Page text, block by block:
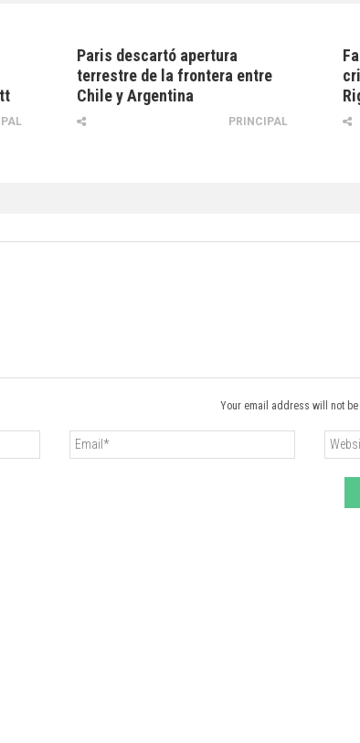
Paris descartó apertura
terrestre de la frontera entre
Chile y Argentina
PRINCIPAL
Your email address will not